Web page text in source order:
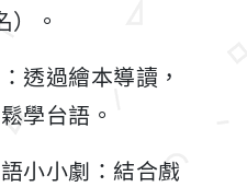
）。
透過繪本導讀，
學台語。
小小劇：結合戲